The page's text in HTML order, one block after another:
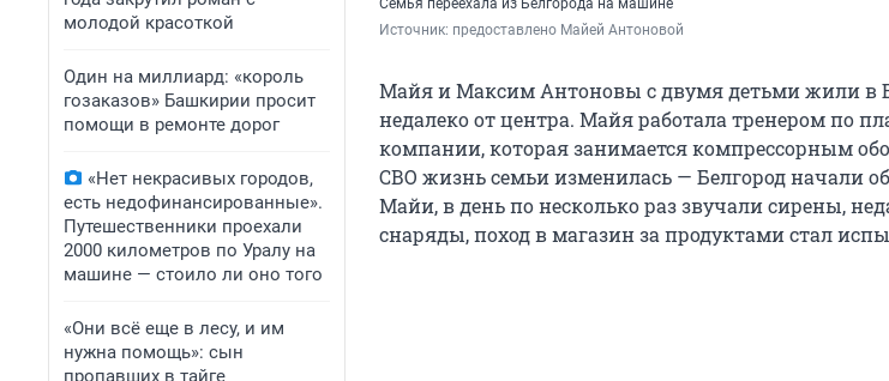
молодой красоткой
Один на миллиард: «король
гозаказов» Башкирии просит
помощи в ремонте дорог
«Нет некрасивых городов,
есть недофинансированные».
Путешественники проехали
2000 километров по Уралу на
машине — стоило ли оно того
«Они всё еще в лесу, и им
нужна помощь»: сын
пропавших в тайге
Семья переехала из Белгорода на машине
Источник: предоставлено Майей Антоновой
Майя и Максим Антоновы с двумя детьми жили в
недалеко от центра. Майя работала тренером по
компании, которая занимается компрессорным
СВО жизнь семьи изменилась — Белгород начали
Майи, в день по несколько раз звучали сирены,
снаряды, поход в магазин за продуктами стал